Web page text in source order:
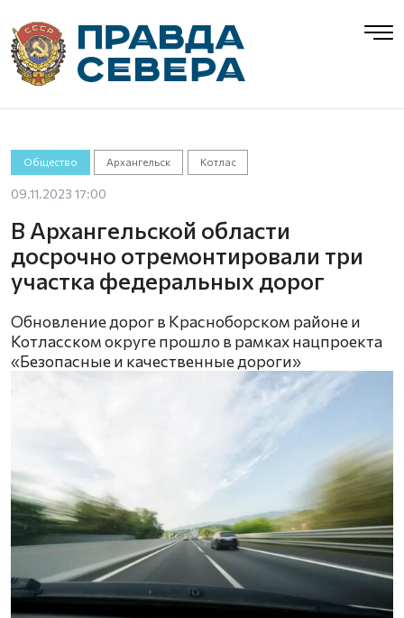
Общество Архангельск Котлас
09.11.2023 17:00
В Архангельской области
досрочно отремонтировали три
участка федеральных дорог
Обновление дорог в Красноборском районе и
Котласском округе прошло в рамках нацпроекта
«Безопасные и качественные дороги»